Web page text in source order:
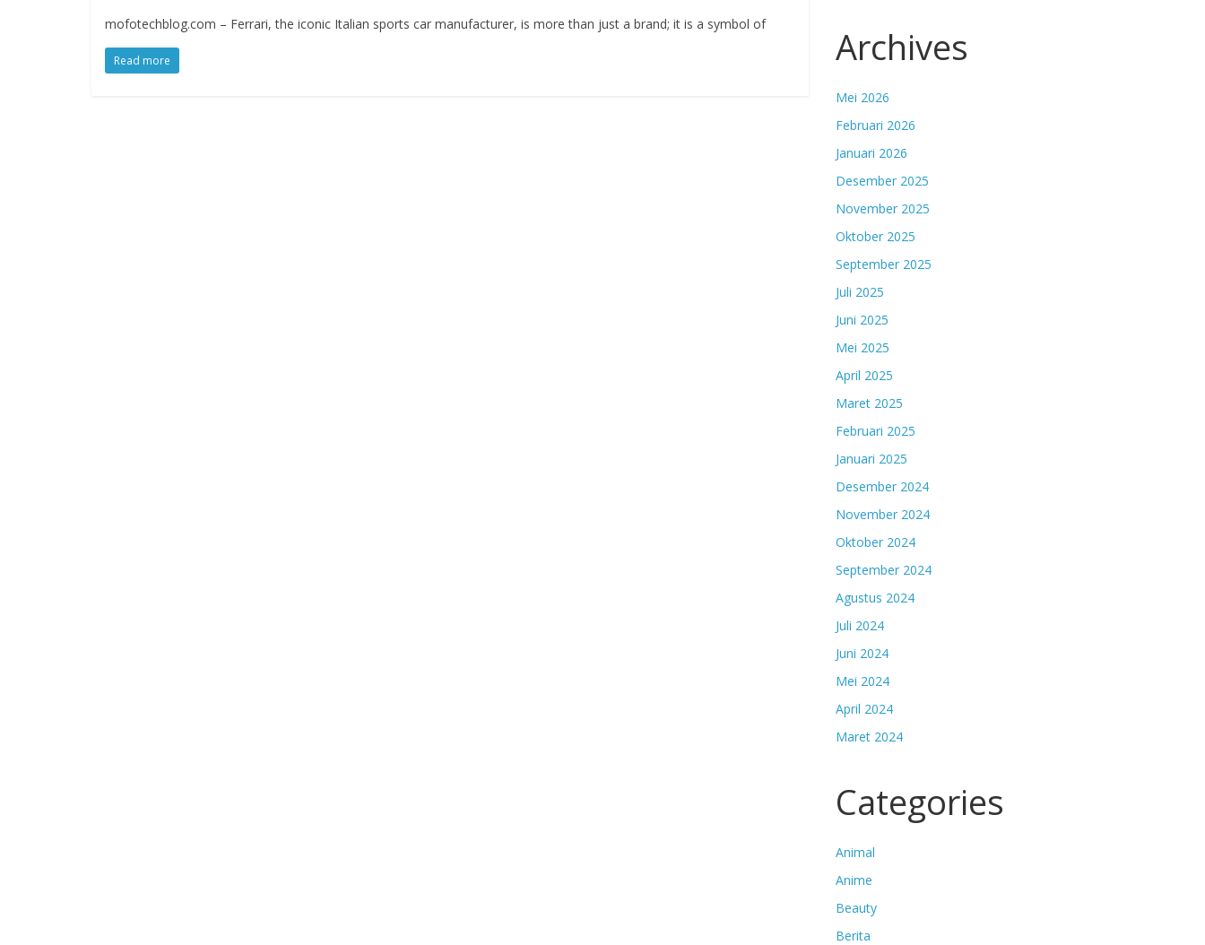
mofotechblog.com – Ferrari, the iconic Italian sports car manufacturer, is more than just a brand; it is a symbol of
Read more Archives
Mei 2026
Februari 2026
Januari 2026
Desember 2025
November 2025
Oktober 2025
September 2025
Juli 2025
Juni 2025
Mei 2025
April 2025
Maret 2025
Februari 2025
Januari 2025
Desember 2024
November 2024
Oktober 2024
September 2024
Agustus 2024
Juli 2024
Juni 2024
Mei 2024
April 2024
Maret 2024
Categories
Animal
Anime
Beauty
Berita